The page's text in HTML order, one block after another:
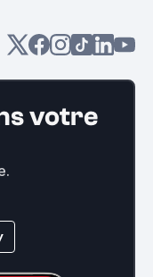
votre